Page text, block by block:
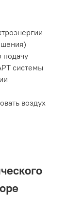
подачу
системы
воздух